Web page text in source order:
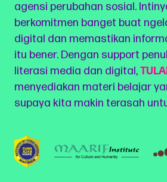
agensi perubahan sosial.
berkomitmen banget buat
digital dan memastikan
itu bener. Dengan support
literasi media dan digital,
menyediakan materi belajar
supaya kita makin terasah